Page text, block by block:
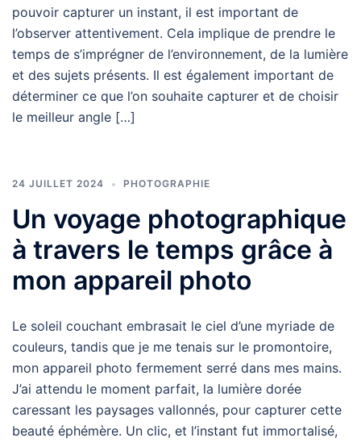
pouvoir capturer un instant, il est important de
l’observer attentivement. Cela implique de prendre le
temps de s’imprégner de l’environnement, de la lumière
et des sujets présents. Il est également important de
déterminer ce que l’on souhaite capturer et de choisir
le meilleur angle […]
24 JUILLET 2024 PHOTOGRAPHIE
Un voyage photographique
à travers le temps grâce à
mon appareil photo
Le soleil couchant embrasait le ciel d’une myriade de
couleurs, tandis que je me tenais sur le promontoire,
mon appareil photo fermement serré dans mes mains.
J’ai attendu le moment parfait, la lumière dorée
caressant les paysages vallonnés, pour capturer cette
beauté éphémère. Un clic, et l’instant fut immortalisé,